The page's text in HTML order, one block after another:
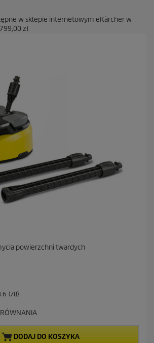
w sklepie internetowym eKärcher w
799,00 zł
powierzchni twardych
(78)
DODAJ DO KOSZYKA